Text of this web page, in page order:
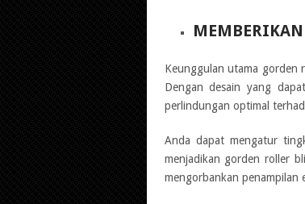
Keunggulan utama gorden
Dengan desain yang
perlindungan optimal
Anda dapat mengatur
menjadikan gorden roller
mengorbankan penampilan